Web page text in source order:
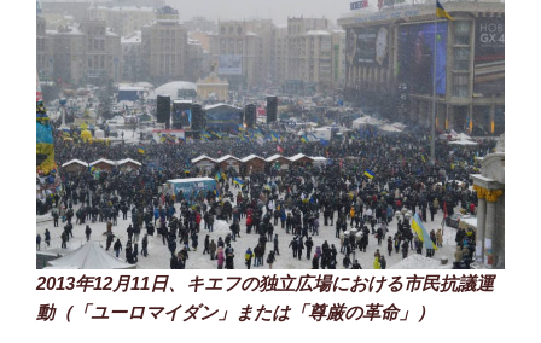
2013年12月11日、キエフの独立広場における市民抗議運
動（「ユーロマイダン」または「尊厳の革命」）